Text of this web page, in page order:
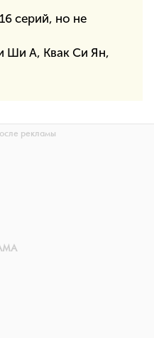
серий, но не
Ши А, Квак Си Ян,